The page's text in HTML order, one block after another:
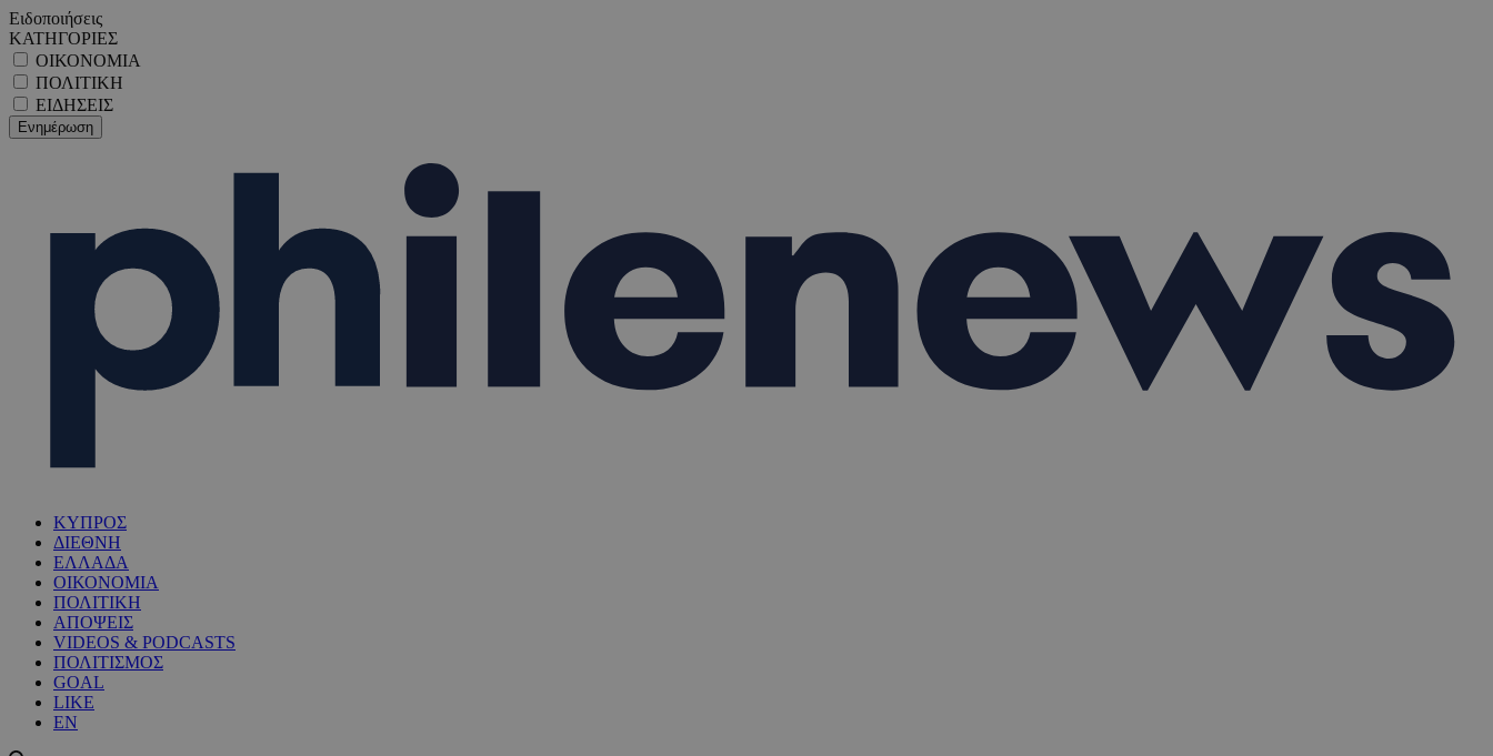
Ειδοποιήσεις
ΚΑΤΗΓΟΡΙΕΣ
ΟΙΚΟΝΟΜΙΑ
ΠΟΛΙΤΙΚΗ
ΕΙΔΗΣΕΙΣ
ΚΥΠΡΟΣ
ΔΙΕΘΝΗ
ΕΛΛΑΔΑ
ΟΙΚΟΝΟΜΙΑ
ΠΟΛΙΤΙΚΗ
ΑΠΟΨΕΙΣ
VIDEOS & PODCASTS
ΠΟΛΙΤΙΣΜΟΣ
GOAL
LIKE
EN